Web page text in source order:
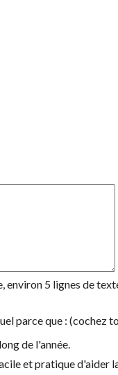
environ 5 lignes de
parce que : (cochez
de l'année.
et pratique d'aider